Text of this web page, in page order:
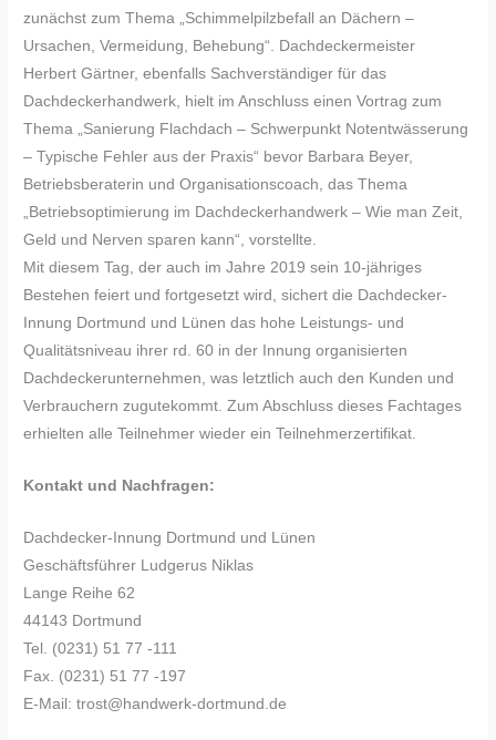
zunächst zum Thema „Schimmelpilzbefall an Dächern –
Ursachen, Vermeidung, Behebung“. Dachdeckermeister
Herbert Gärtner, ebenfalls Sachverständiger für das
Dachdeckerhandwerk, hielt im Anschluss einen Vortrag zum
Thema „Sanierung Flachdach – Schwerpunkt Notentwässerung
– Typische Fehler aus der Praxis“ bevor Barbara Beyer,
Betriebsberaterin und Organisationscoach, das Thema
„Betriebsoptimierung im Dachdeckerhandwerk – Wie man Zeit,
Geld und Nerven sparen kann“, vorstellte.
Mit diesem Tag, der auch im Jahre 2019 sein 10-jähriges
Bestehen feiert und fortgesetzt wird, sichert die Dachdecker-
Innung Dortmund und Lünen das hohe Leistungs- und
Qualitätsniveau ihrer rd. 60 in der Innung organisierten
Dachdeckerunternehmen, was letztlich auch den Kunden und
Verbrauchern zugutekommt. Zum Abschluss dieses Fachtages
erhielten alle Teilnehmer wieder ein Teilnehmerzertifikat.
Kontakt und Nachfragen:
Dachdecker-Innung Dortmund und Lünen
Geschäftsführer Ludgerus Niklas
Lange Reihe 62
44143 Dortmund
Tel. (0231) 51 77 -111
Fax. (0231) 51 77 -197
E-Mail: trost@handwerk-dortmund.de